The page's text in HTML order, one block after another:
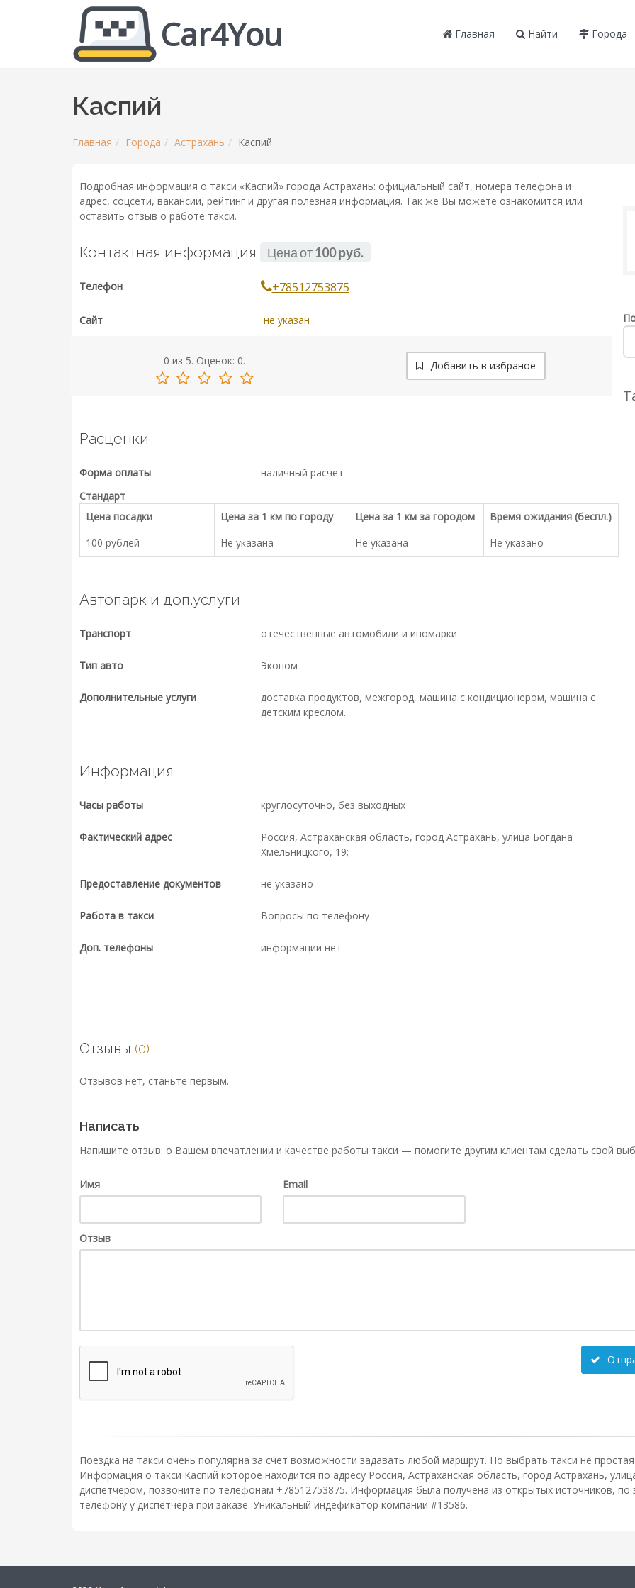
Car4You Главная Найти Города
Каспий
Главная Города Астрахань Каспий
Подробная информация о такси «Каспий» города Астрахань: официальный сайт, номера телефона и
адрес, соцсети, вакансии, рейтинг и другая полезная информация. Так же Вы можете ознакомится или
оставить отзыв о работе такси.
Контактная информация Цена от100 руб.
Телефон +78512753875
Сайт не указан
0 из 5. Оценок: 0. Добавить в избраное
Расценки
Форма оплаты
наличный расчет
Стандарт
Цена посадки
Цена за 1 км по городу Цена за 1 км за городом
Время ожидания (беспл.)
100 рублей
Не указана Не указана Не указано
Автопарк и доп.услуги
Транспорт отечественные автомобили и иномарки
Тип авто Эконом
Дополнительные услуги
доставка продуктов, межгород, машина с кондиционером, машина с
детским креслом.
Информация
Часы работы круглосуточно, без выходных
Фактический адрес
Россия, Астраханская область, город Астрахань, улица Богдана
Хмельницкого, 19;
Предоставление документов не указано
Работа в такси Вопросы по телефону
Доп. телефоны информации нет
Отзывы (0)
Отзывов нет, станьте первым.
Написать
Напишите отзыв: о Вашем впечатлении и качестве работы такси — помогите другим клиентам сделать свой
Имя Email
Отзыв
Поездка на такси очень популярна за счет возможности задавать любой маршрут. Но выбрать такси не
Информация о такси Каспий которое находится по адресу Россия, Астраханская область, город Астрахань,
диспетчером, позвоните по телефонам +78512753875. Информация была получена из открытых источников,
телефону у диспетчера при заказе. Уникальный индефикатор компании #13586.